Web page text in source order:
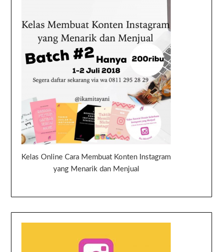
Kelas Online Cara Membuat Konten Instagram
yang Menarik dan Menjual